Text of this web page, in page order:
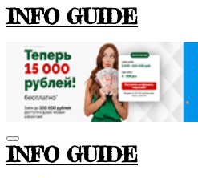
INFO GUIDE
INFO GUIDE